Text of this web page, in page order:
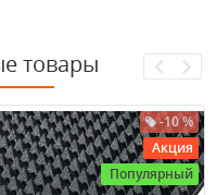
товары
-10 %
Акция
Популярный